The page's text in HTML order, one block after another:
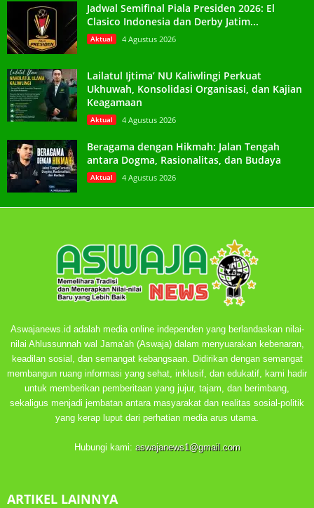
Jadwal Semifinal Piala Presiden 2026: El
Clasico Indonesia dan Derby Jatim...
Aktual 4 Agustus 2026
Lailatul Ijtima’ NU Kaliwlingi Perkuat
Ukhuwah, Konsolidasi Organisasi, dan Kajian
Keagamaan
Aktual 4 Agustus 2026
Beragama dengan Hikmah: Jalan Tengah
antara Dogma, Rasionalitas, dan Budaya
Aktual 4 Agustus 2026
Aswajanews.id adalah media online independen yang berlandaskan nilai-
nilai Ahlussunnah wal Jama'ah (Aswaja) dalam menyuarakan kebenaran,
keadilan sosial, dan semangat kebangsaan. Didirikan dengan semangat
membangun ruang informasi yang sehat, inklusif, dan edukatif, kami hadir
untuk memberikan pemberitaan yang jujur, tajam, dan berimbang,
sekaligus menjadi jembatan antara masyarakat dan realitas sosial-politik
yang kerap luput dari perhatian media arus utama.
Hubungi kami: aswajanews1@gmail.com
ARTIKEL LAINNYA